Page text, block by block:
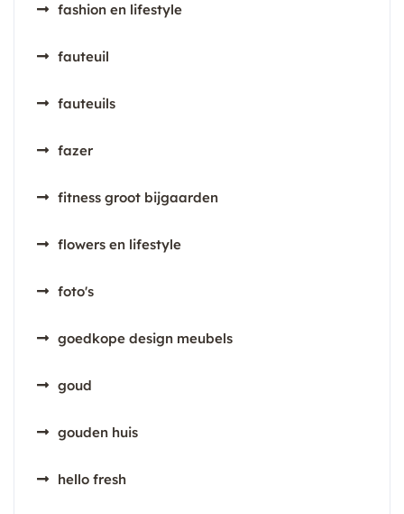
fashion en lifestyle
fauteuil
fauteuils
fazer
fitness groot bijgaarden
flowers en lifestyle
foto's
goedkope design meubels
goud
gouden huis
hello fresh